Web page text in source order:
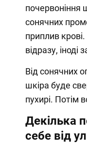
почервоніння
сонячних
приплив крові.
відразу, іноді
Від сонячних
шкіра буде
пухирі. Потім
Декілька
себе від